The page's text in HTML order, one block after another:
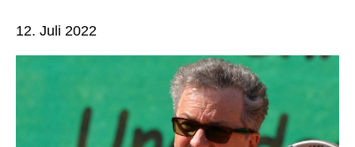
12. Juli 2022